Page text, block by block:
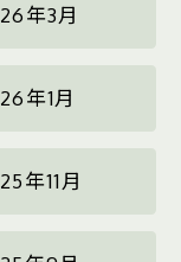
年3月
年1月
年11月